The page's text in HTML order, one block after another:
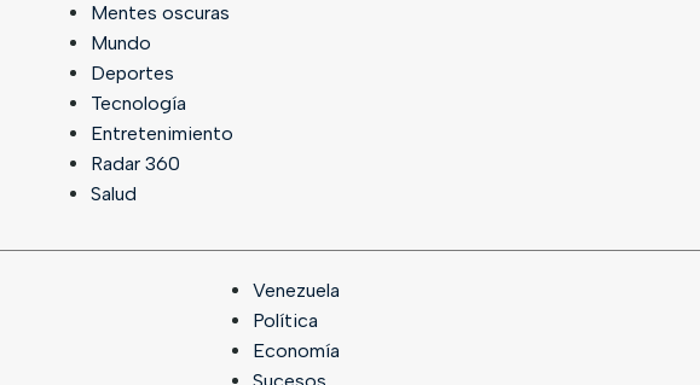
Mentes oscuras
Mundo
Deportes
Tecnología
Entretenimiento
Radar 360
Salud
Venezuela
Política
Economía